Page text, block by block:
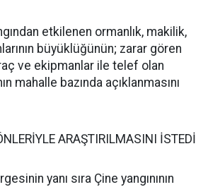
etkilenen ormanlık, makilik,
büyüklüğünün; zarar gören
ve ekipmanlar ile telef olan
mahalle bazında açıklanmasını
ARAŞTIRILMASINI İSTEDİ
yanı sıra Çine yangınının